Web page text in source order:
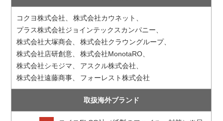
コクヨ株式会社
株式会社カウネット
プラス株式会社ジョインテックスカンパニー
株式会社大塚商会
株式会社クラウングループ
株式会社店研創意
株式会社MonotaRO
株式会社シモジマ
アスクル株式会社
株式会社遠藤商事
フォーレスト株式会社
取扱海外ブランド